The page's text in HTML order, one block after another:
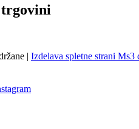
| Izdelava spletne strani Ms3